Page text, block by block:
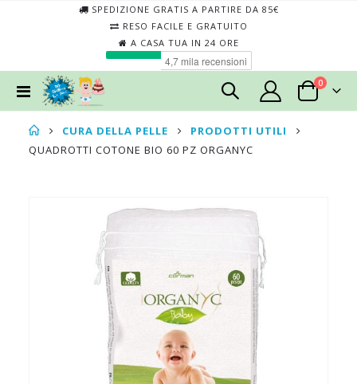
SPEDIZIONE GRATIS A PARTIRE DA 85€
RESO FACILE E GRATUITO
A CASA TUA IN 24 ORE
Toggle
Nav
Cart
0elementi
CURA DELLA PELLE
PRODOTTI UTILI
QUADROTTI COTONE BIO 60 PZ ORGANYC